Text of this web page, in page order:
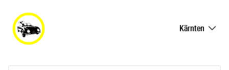
Kärnten